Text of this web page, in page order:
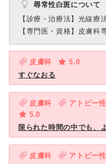
尋常性白斑について
【診療・治療法】 光線療
【専門医・資格】 皮膚科
皮膚科
5.0
すぐなおる
皮膚科 アトピー
5.0
限られた時間の中でも、
皮膚科 アトピー